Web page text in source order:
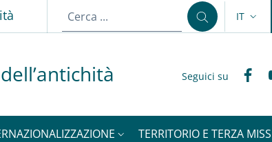
IT
Seguici su
TERRITORIO E TERZA